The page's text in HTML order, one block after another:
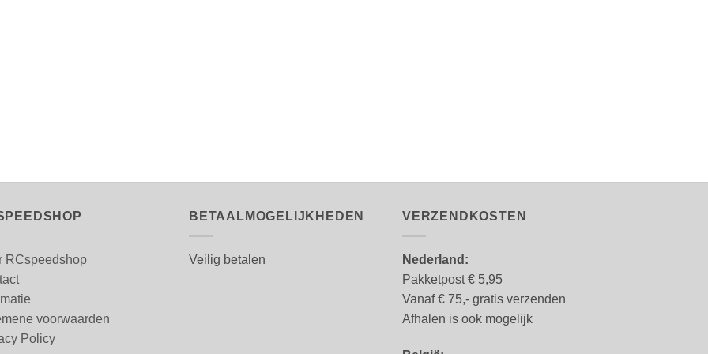
RCspeedshop
voorwaarden
Policy
BETAALMOGELIJKHEDEN
Veilig betalen
VERZENDKOSTEN
Nederland:
Pakketpost € 5,95
Vanaf € 75,- gratis verzenden
Afhalen is ook mogelijk